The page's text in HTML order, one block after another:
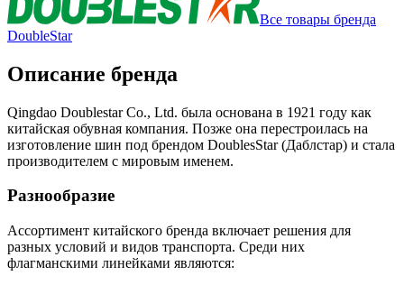
Все товары бренда
DoubleStar
Описание бренда
Qingdao Doublestar Co., Ltd. была основана в 1921 году как
китайская обувная компания. Позже она перестроилась на
изготовление шин под брендом DoublesStar (Даблстар) и стала
производителем с мировым именем.
Разнообразие
Ассортимент китайского бренда включает решения для
разных условий и видов транспорта. Среди них
флагманскими линейками являются: